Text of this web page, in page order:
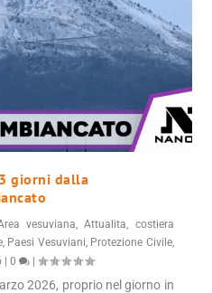
giorni dalla
vesuviana ,Attualita
costiera
, Paesi Vesuviani Protezione Civile,
|0 |
2026, proprio nel giorno in